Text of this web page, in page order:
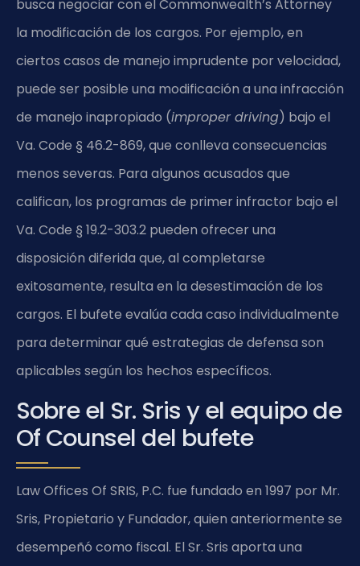
busca negociar con el Commonwealth’s Attorney
la modificación de los cargos. Por ejemplo, en
ciertos casos de manejo imprudente por velocidad,
puede ser posible una modificación a una infracción
de manejo inapropiado (improper driving) bajo el
Va. Code § 46.2-869, que conlleva consecuencias
menos severas. Para algunos acusados que
califican, los programas de primer infractor bajo el
Va. Code § 19.2-303.2 pueden ofrecer una
disposición diferida que, al completarse
exitosamente, resulta en la desestimación de los
cargos. El bufete evalúa cada caso individualmente
para determinar qué estrategias de defensa son
aplicables según los hechos específicos.
Sobre el Sr. Sris y el equipo de
Of Counsel del bufete
Law Offices Of SRIS, P.C. fue fundado en 1997 por Mr.
Sris, Propietario y Fundador, quien anteriormente se
desempeñó como fiscal. El Sr. Sris aporta una